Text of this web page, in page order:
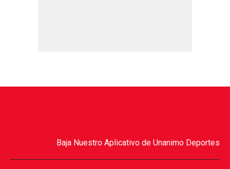
Baja Nuestro Aplicativo de Unanimo Deportes